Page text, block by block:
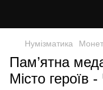
Нумізматика
Пам’ятна
Місто героїв -